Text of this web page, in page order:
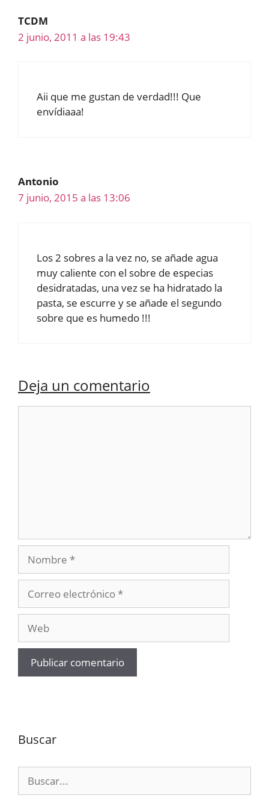
TCDM
2 junio, 2011 a las 19:43
Aii que me gustan de verdad!!! Que
envídiaaa!
Antonio
7 junio, 2015 a las 13:06
Los 2 sobres a la vez no, se añade agua
muy caliente con el sobre de especias
desidratadas, una vez se ha hidratado la
pasta, se escurre y se añade el segundo
sobre que es humedo !!!
Deja un comentario
Nombre
electrónico
Buscar